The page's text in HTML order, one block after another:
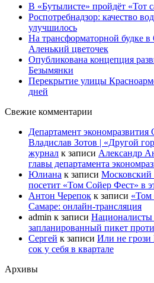
В «Бутылисте» пройдёт «Тот
Роспотребнадзор: качество
улучшилось
На трансформаторной будке в
Аленький цветочек
Опубликована концепция
Безымянки
Перекрытие улицы
дней
Свежие комментарии
Департамент экономразвития
Владислав Зотов | «Другой
журнал к записи Александр
главы департамента
Юлиана к записи Московский
посетит «Том Сойер Фест» в
Антон Черепок к записи «Том
Самаре: онлайн-трансляция
admin к записи Националисты
запланированный пикет
Сергей к записи Или не
сок у себя в квартале
Архивы